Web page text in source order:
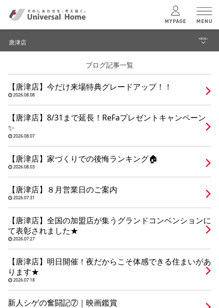
ユニバーサルホームの特長
コンセプトプラン
建築実例
モデルハウス検索・見学予約
シミュレーション
キャンペーン・コラボ情報
唐津店 MENU
イベント
モデルハウス見学予約
唐津店 TOPへ
ブログ記事一覧
【唐津店】今だけ来場特典グレードアップ！！
2026.08.08
【唐津店】8/31まで延長！ReFaプレゼントキャンペーン
✨
2026.08.07
【唐津店】家づくりでの後悔ランキング🏠
2026.08.03
【唐津店】８月営業日のご案内
2026.07.31
【唐津店】全国の加盟店が集うグランドコンベンションに
て表彰されました★
2026.07.27
【唐津店】明日開催！夜だからこそ体感できる住まいがあ
ります★
2026.07.18
新人シゲの奮闘記⑦｜映画鑑賞